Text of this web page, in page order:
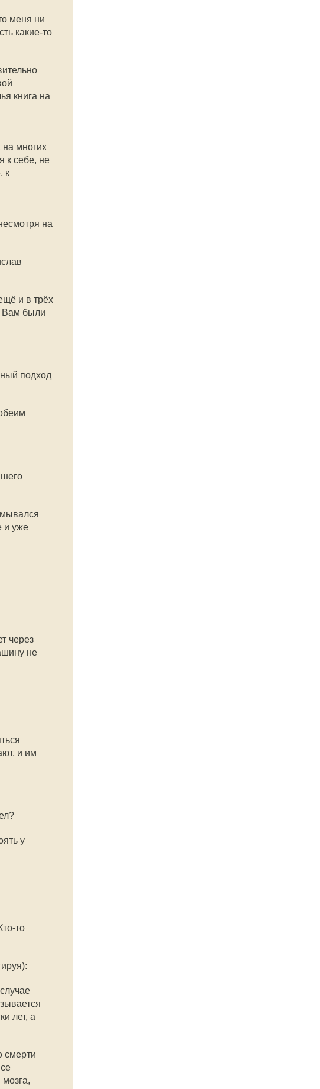
меня ни
какие-то
книга на
на многих
к себе, не
к
на
и в трёх
Вам были
подход
и уже
через
не
и им
у
то
лет, а
смерти